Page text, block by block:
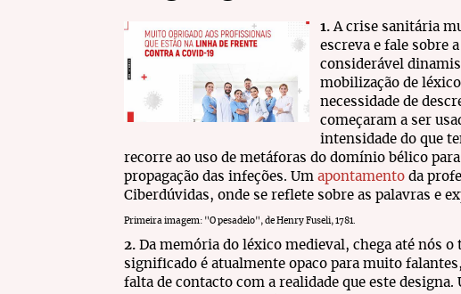
1. A crise sanitária
escreva e fale sobre
considerável
mobilização de
necessidade de
começaram a ser
intensidade do que
recorre ao uso de metáforas do domínio bélico
propagação das infeções. Um apontamento da
Ciberdúvidas, onde se reflete sobre as palavras e
Primeira imagem: "O pesadelo", de Henry Fuseli, 1781.
2. Da memória do léxico medieval, chega até nós o
significado é atualmente opaco para muito
falta de contacto com a realidade que este designa.